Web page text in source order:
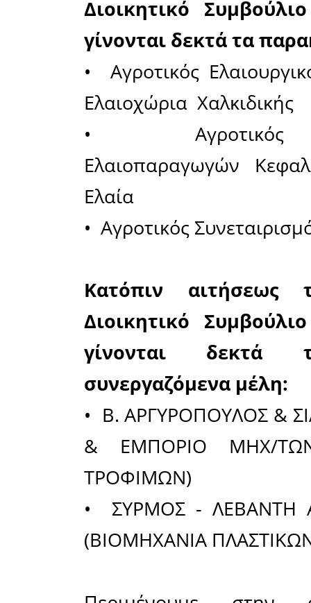
Πρόεδρος
(Α.Σ.
Ταμίας:
(Α.Σ.
Μέλη: